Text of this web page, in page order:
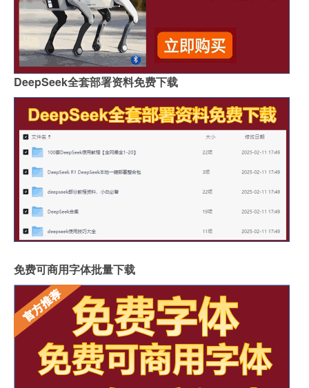
DeepSeek全套部署资料免费下载
免费可商用字体批量下载